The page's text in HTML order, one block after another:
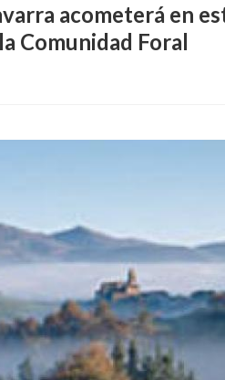
acometerá en
Comunidad Foral